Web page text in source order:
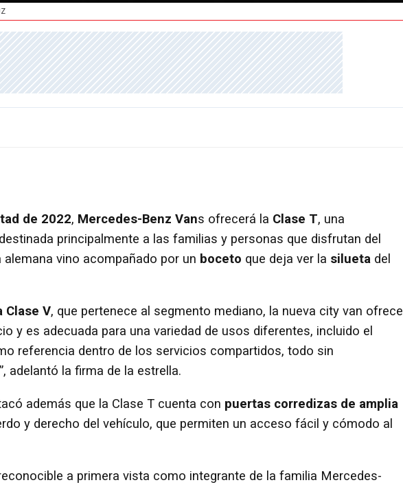
de 2022, Mercedes-Benz Vans ofrecerá la Clase T, una
destinada principalmente a las familias y personas que disfrutan del
vino acompañado por un boceto que deja ver la silueta del
Clase V, que pertenece al segmento mediano, la nueva city van ofrece
y es adecuada para una variedad de usos diferentes, incluido el
referencia dentro de los servicios compartidos, todo sin
adelantó la firma de la estrella.
además que la Clase T cuenta con puertas corredizas de amplia
y derecho del vehículo, que permiten un acceso fácil y cómodo al
a primera vista como integrante de la familia Mercedes-